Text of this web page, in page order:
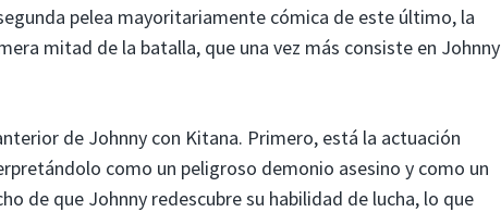
pelea mayoritariamente cómica de este último, la
mitad de la batalla, que una vez más consiste en Johnny
de Johnny con Kitana. Primero, está la actuación
como un peligroso demonio asesino y como un
de que Johnny redescubre su habilidad de lucha, lo que